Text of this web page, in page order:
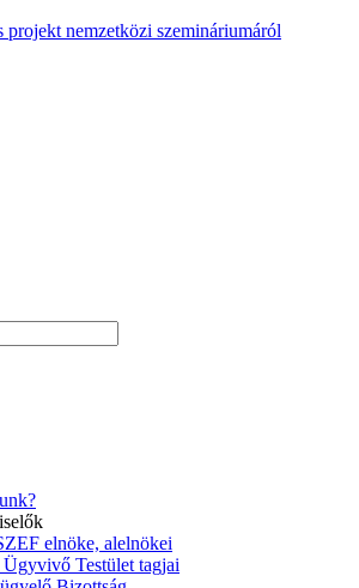
projekt nemzetközi szemináriumáról
elnöke, alelnökei
Testület tagjai